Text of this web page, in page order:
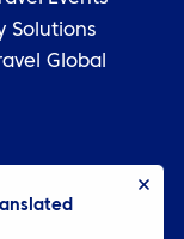
Solutions
Global